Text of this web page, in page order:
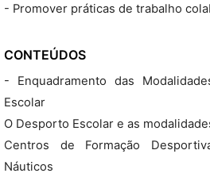
- Promover práticas de trabalho
CONTEÚDOS
- Enquadramento das
Escolar
O Desporto Escolar e as
Centros de Formação
Náuticos